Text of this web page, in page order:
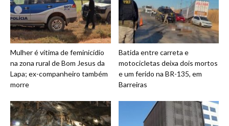
Mulher é vítima de feminicídio
na zona rural de Bom Jesus da
Lapa; ex-companheiro também
morre
Batida entre carreta e
motocicletas deixa dois mortos
e um ferido na BR-135, em
Barreiras